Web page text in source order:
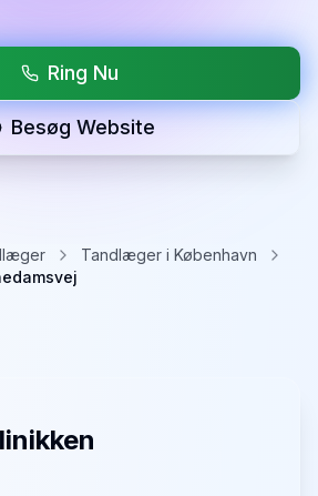
Ring Nu
Besøg Website
Tandlæger i København